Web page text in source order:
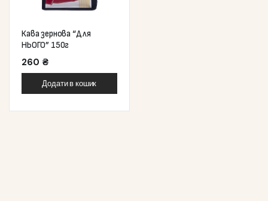
Кава зернова “Для
НЬОГО” 150г
260 ₴
Додати в кошик